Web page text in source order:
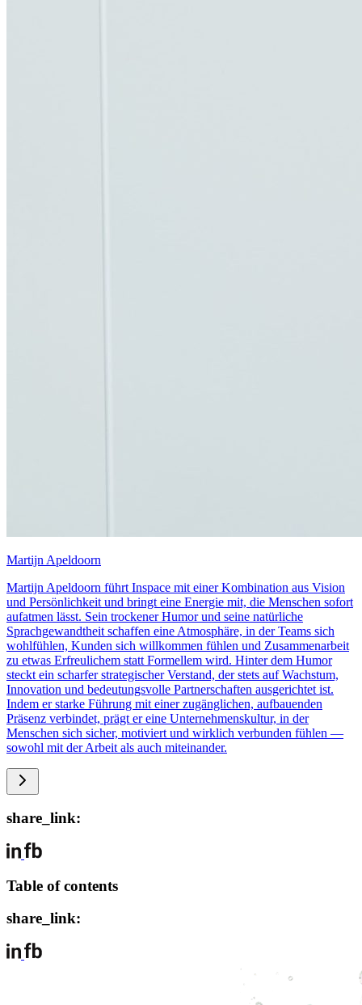
Martijn Apeldoorn
Martijn Apeldoorn führt Inspace mit einer Kombination aus Vision
und Persönlichkeit und bringt eine Energie mit, die Menschen sofort
aufatmen lässt. Sein trockener Humor und seine natürliche
Sprachgewandtheit schaffen eine Atmosphäre, in der Teams sich
wohlfühlen, Kunden sich willkommen fühlen und Zusammenarbeit
zu etwas Erfreulichem statt Formellem wird. Hinter dem Humor
steckt ein scharfer strategischer Verstand, der stets auf Wachstum,
Innovation und bedeutungsvolle Partnerschaften ausgerichtet ist.
Indem er starke Führung mit einer zugänglichen, aufbauenden
Präsenz verbindet, prägt er eine Unternehmenskultur, in der
Menschen sich sicher, motiviert und wirklich verbunden fühlen —
sowohl mit der Arbeit als auch miteinander.
share_link:
Table of contents
share_link: